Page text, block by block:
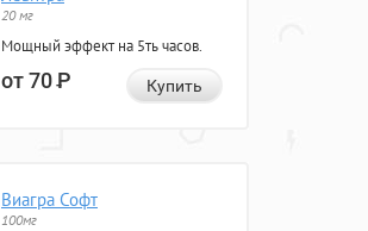
20 мг
Мощный эффект на 5ть часов.
от 70Р Купить
Виагра Софт
100мг